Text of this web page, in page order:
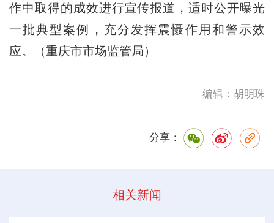
作中取得的成效进行宣传报道，适时公开曝光
一批典型案例，充分发挥震慑作用和警示效
应。（重庆市市场监管局）
编辑：胡明珠
分享：
相关新闻